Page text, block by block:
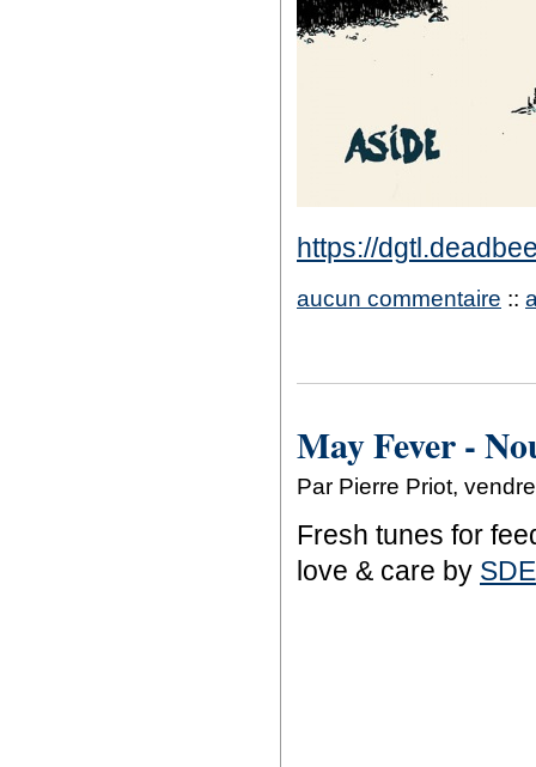
https://
aucun commentaire ::
May Fever -
Par Pierre Priot,
Fresh tunes for
love & care by